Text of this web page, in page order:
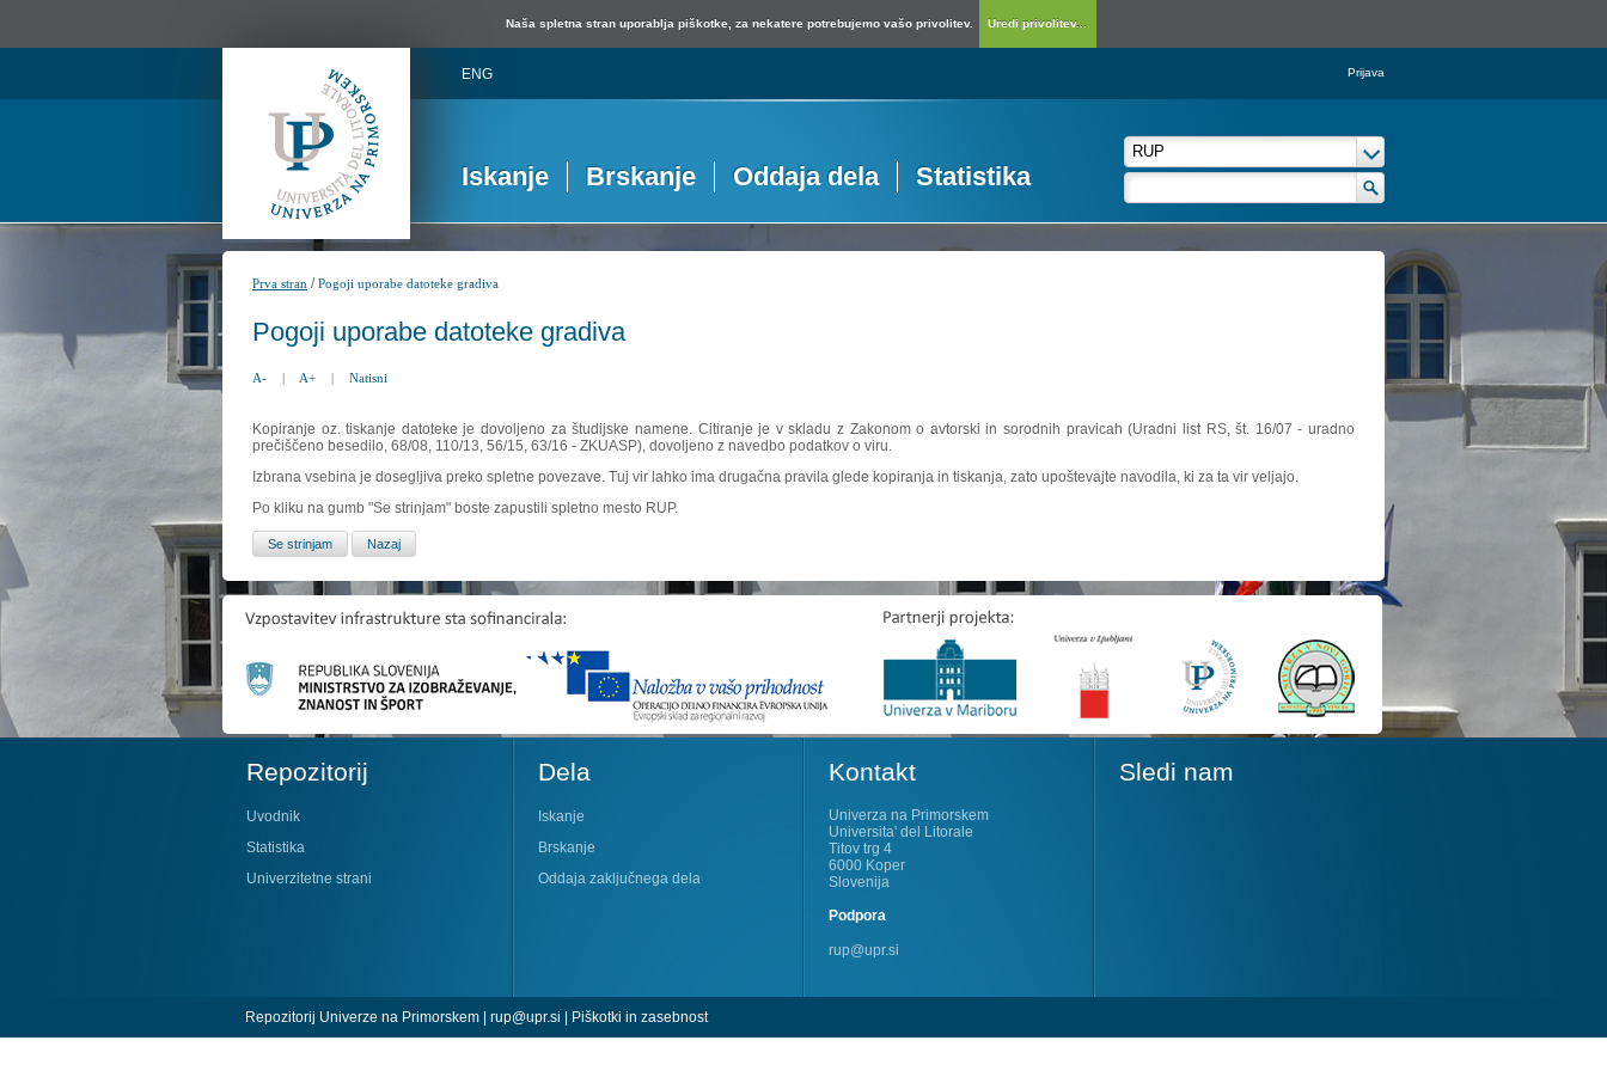
Naša spletna stran uporablja piškotke, za nekatere potrebujemo vašo privolitev. Uredi privolitev...
ENG Prijava
Iskanje Brskanje Oddaja dela Statistika
Prva stran /Pogoji uporabe datoteke gradiva
Pogoji uporabe datoteke gradiva
A- | A+ | Natisni
Kopiranje oz. tiskanje datoteke je dovoljeno za študijske namene. Citiranje je v skladu z Zakonom o avtorski in sorodnih pravicah (Uradni list RS, št. 16/07 - uradno
prečiščeno besedilo, 68/08, 110/13, 56/15, 63/16 - ZKUASP), dovoljeno z navedbo podatkov o viru.
Izbrana vsebina je dosegljiva preko spletne povezave. Tuj vir lahko ima drugačna pravila glede kopiranja in tiskanja, zato upoštevajte navodila, ki za ta vir veljajo.
Po kliku na gumb "Se strinjam" boste zapustili spletno mesto RUP.
Repozitorij
Uvodnik
Statistika
Univerzitetne strani
Dela
Iskanje
Brskanje
Oddaja zaključnega dela
Kontakt
Univerza na Primorskem
Universita' del Litorale
Titov trg 4
6000 Koper
Slovenija
Podpora
rup@upr.si
Sledi nam
Repozitorij Univerze na Primorskem | rup@upr.si | Piškotki in zasebnost